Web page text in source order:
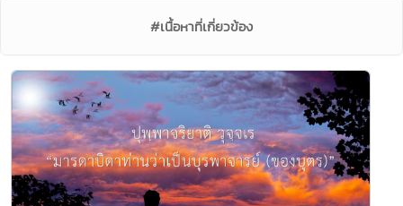
#เนื้อหาที่เกี่ยวข้อง